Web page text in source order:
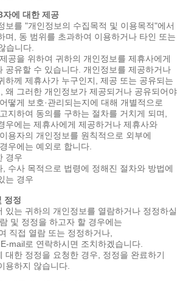
자에 대한 제공
보를 "개인정보의 수집목적 및 이용목적"에서
며, 동 범위를 초과하여 이용하거나 타인 또는
습니다.
공을 위하여 귀하의 개인정보를 제휴사에게
공유할 수 있습니다. 개인정보를 제공하거나
하께 제휴사가 누구인지, 제공 또는 공유되는
왜 그러한 개인정보가 제공되거나 공유되어야
떻게 보호·관리되는지에 대해 개별적으로
지하여 동의를 구하는 절차를 거치게 되며,
우에는 제휴사에게 제공하거나 제휴사와
용자의 개인정보를 원칙적으로 외부에
우에는 예외로 합니다.
경우
수사 목적으로 법령에 정해진 절차와 방법에
는 경우
정정
있는 귀하의 개인정보를 열람하거나 정정하실
및 정정을 하고자 할 경우에는
직접 열람 또는 정정하거나,
mail로 연락하시면 조치하겠습니다.
대한 정정을 요청한 경우, 정정을 완료하기
용하지 않습니다.